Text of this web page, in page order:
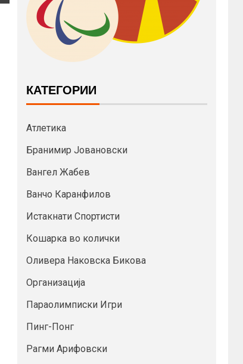
КАТЕГОРИИ
Атлетика
Бранимир Јовановски
Вангел Жабев
Ванчо Каранфилов
Истакнати Спортисти
Кошарка во колички
Оливера Наковска Бикова
Организација
Параолимписки Игри
Пинг-Понг
Рагми Арифовски